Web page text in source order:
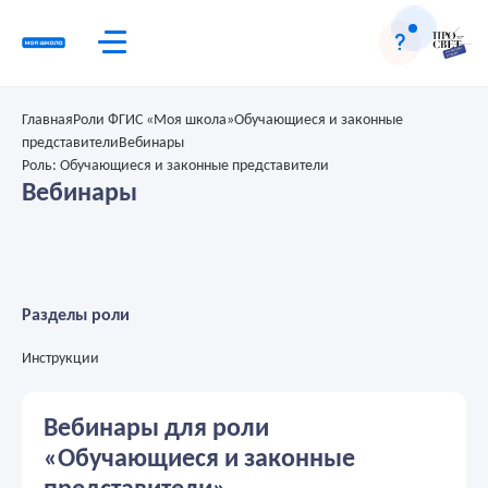
ГлавнаяРоли ФГИС «Моя школа»Обучающиеся и законные
представителиВебинары
Роль: Обучающиеся и законные представители
Вебинары
Разделы роли
Инструкции
Вебинары для роли
«Обучающиеся и законные